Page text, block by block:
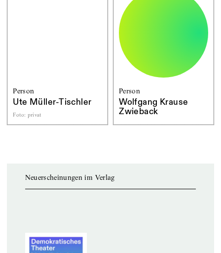
Person
Ute Müller-Tischler
Foto: privat
Person
Wolfgang Krause
Zwieback
Neuerscheinungen im Verlag